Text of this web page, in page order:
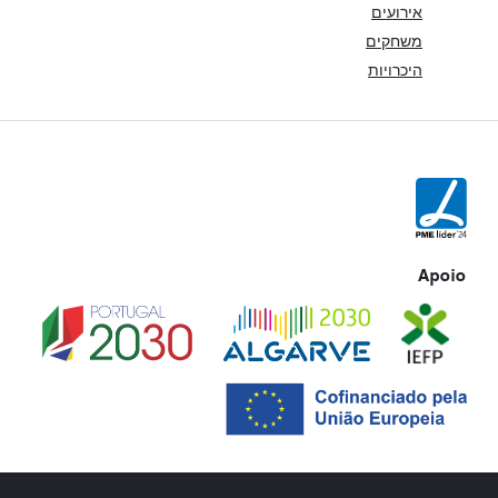
אירועים
משחקים
היכרויות
Apoio